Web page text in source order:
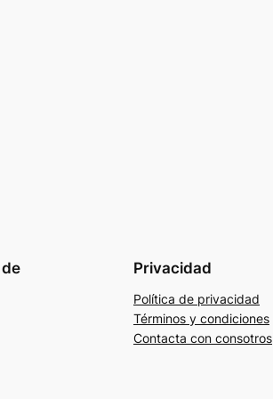
Privacidad
Política de privacidad
Términos y condiciones
Contacta con consotros